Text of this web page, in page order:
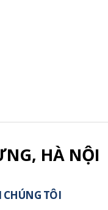
HÀ NỘI
CHÚNG TÔI